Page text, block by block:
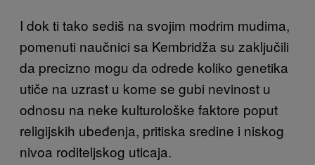
I dok ti tako sediš na svojim modrim mudima,
pomenuti naučnici sa Kembridža su zaključili
da precizno mogu da odrede koliko genetika
utiče na uzrast u kome se gubi nevinost u
odnosu na neke kulturološke faktore poput
religijskih ubeđenja, pritiska sredine i niskog
nivoa roditeljskog uticaja.